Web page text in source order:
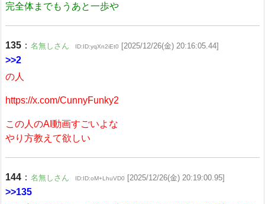
完全体までもうあと一歩や
135 ： 名無しさん ID:ID:yqXn2iEt0 [2025/12/26(金) 20:16:05.44]
>>2
の人
https://x.com/CunnyFunky2
この人のAI動画すごいよな
やり方教えて欲しい
144 ： 名無しさん ID:ID:oM+LhuVD0 [2025/12/26(金) 20:19:00.95]
>>135